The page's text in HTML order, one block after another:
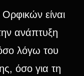
είναι
ανάπτυξη
λόγω του
όσο για τη